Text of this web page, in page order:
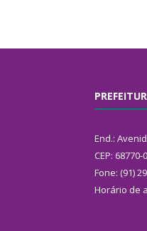
End.:
CEP: 68770-
Fone: (91)
Horário de